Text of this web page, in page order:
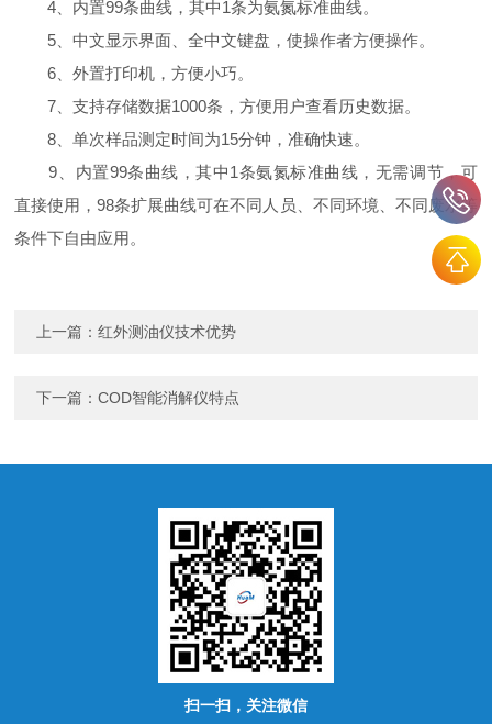
4、内置99条曲线，其中1条为氨氮标准曲线。
5、中文显示界面、全中文键盘，使操作者方便操作。
6、外置打印机，方便小巧。
7、支持存储数据1000条，方便用户查看历史数据。
8、单次样品测定时间为15分钟，准确快速。
9、内置99条曲线，其中1条氨氮标准曲线，无需调节，可
直接使用，98条扩展曲线可在不同人员、不同环境、不同废水等
条件下自由应用。
上一篇：红外测油仪技术优势
下一篇：COD智能消解仪特点
扫一扫，关注微信